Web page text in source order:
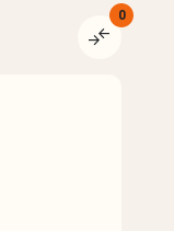
compare_arrows
0